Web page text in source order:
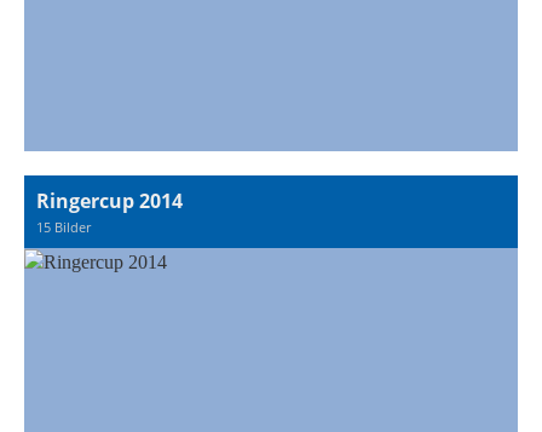
Ringercup 2014
15 Bilder